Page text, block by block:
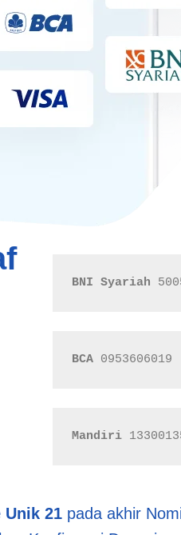
BNI Syariah
BCA 0953606019
Mandiri
Unik 21pada akhir